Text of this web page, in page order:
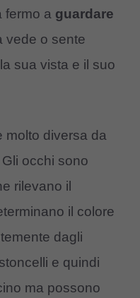
fermo a guardare
vede o sente
sua vista e il suo
molto diversa da
occhi sono
rilevano il
il colore
dagli
e quindi
ma possono